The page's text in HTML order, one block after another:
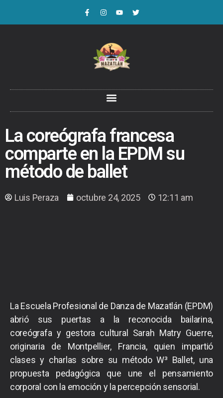
La coreógrafa francesa
comparte en la EPDM su
método de ballet
Luis Peraza octubre 24, 2025 12:11 am
La Escuela Profesional de Danza de Mazatlán (EPDM)
abrió sus puertas a la reconocida bailarina,
coreógrafa y gestora cultural Sarah Matry Guerre,
originaria de Montpellier, Francia, quien impartió
clases y charlas sobre su método W³ Ballet, una
propuesta pedagógica que une el pensamiento
corporal con la emoción y la percepción sensorial.